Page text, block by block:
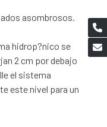
asombrosos.
hidrop?nico se
2 cm por debajo
el sistema
este nivel para un